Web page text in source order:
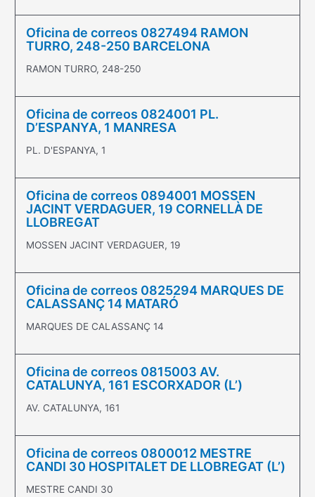
Oficina de correos 0827494 RAMON
TURRO, 248-250 BARCELONA
RAMON TURRO, 248-250
Oficina de correos 0824001 PL.
D’ESPANYA, 1 MANRESA
PL. D'ESPANYA, 1
Oficina de correos 0894001 MOSSEN
JACINT VERDAGUER, 19 CORNELLÀ DE
LLOBREGAT
MOSSEN JACINT VERDAGUER, 19
Oficina de correos 0825294 MARQUES DE
CALASSANÇ 14 MATARÓ
MARQUES DE CALASSANÇ 14
Oficina de correos 0815003 AV.
CATALUNYA, 161 ESCORXADOR (L’)
AV. CATALUNYA, 161
Oficina de correos 0800012 MESTRE
CANDI 30 HOSPITALET DE LLOBREGAT (L’)
MESTRE CANDI 30